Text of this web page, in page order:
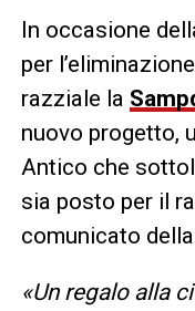
In occasione
per
razziale la
nuovo progetto,
Antico che
sia posto per il
comunicato
«Un regalo alla